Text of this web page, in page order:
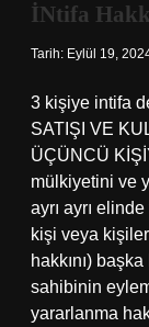
İNtifa
Tarih: Eylül 19,
3 kişiye intifa
SATIŞI VE
ÜÇÜNCÜ
mülkiyetini ve
ayrı ayrı
kişi veya
hakkını)
sahibinin
yararlanma